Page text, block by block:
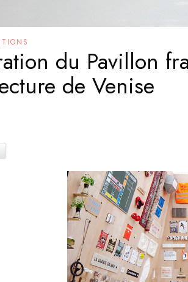
du Pavillon
de Venise